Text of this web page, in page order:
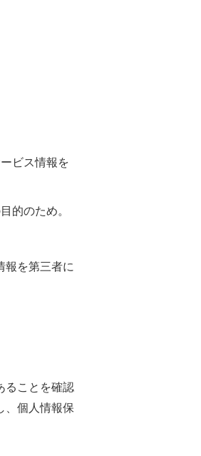
ビス情報を
的のため。
報を第三者に
ることを確認
、個人情報保